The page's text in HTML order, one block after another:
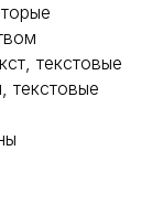
текстовые
текстовые